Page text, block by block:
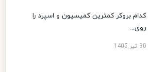
کدام بروکر کمترین کمیسیون و اسپرد را
روی...
30 تیر 1405